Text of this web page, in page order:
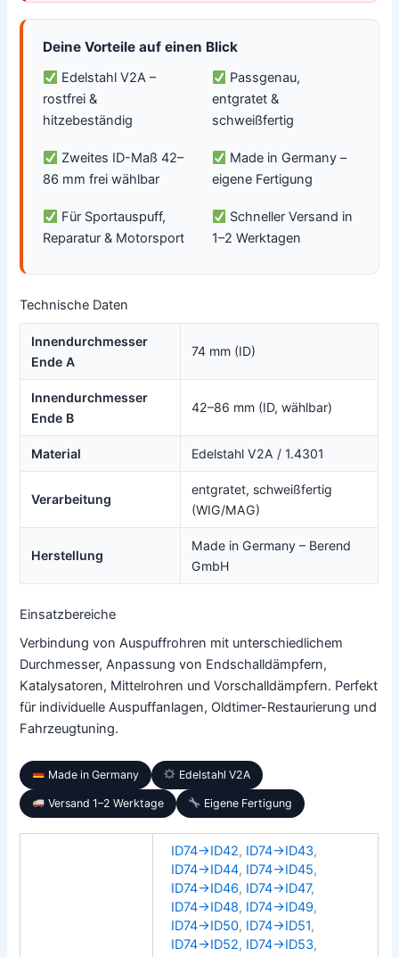
Deine Vorteile auf einen Blick
Edelstahl V2A –
rostfrei &
hitzebeständig
Passgenau,
entgratet &
schweißfertig
Zweites ID-Maß 42–
86 mm frei wählbar
Made in Germany –
eigene Fertigung
Für Sportauspuff,
Reparatur & Motorsport
Schneller Versand in
1–2 Werktagen
Technische Daten
Innendurchmesser
Ende A
74 mm (ID)
Innendurchmesser
Ende B
42–86 mm (ID, wählbar)
Material Edelstahl V2A / 1.4301
Verarbeitung
entgratet, schweißfertig
(WIG/MAG)
Herstellung
Made in Germany – Berend
GmbH
Einsatzbereiche
Verbindung von Auspuffrohren mit unterschiedlichem
Durchmesser, Anpassung von Endschalldämpfern,
Katalysatoren, Mittelrohren und Vorschalldämpfern. Perfekt
für individuelle Auspuffanlagen, Oldtimer-Restaurierung und
Fahrzeugtuning.
Made in Germany Edelstahl V2A
Versand 1–2 Werktage Eigene Fertigung
ID74→ID42, ID74→ID43,
ID74→ID44, ID74→ID45,
ID74→ID46, ID74→ID47,
ID74→ID48, ID74→ID49,
ID74→ID50, ID74→ID51,
ID74→ID52, ID74→ID53,